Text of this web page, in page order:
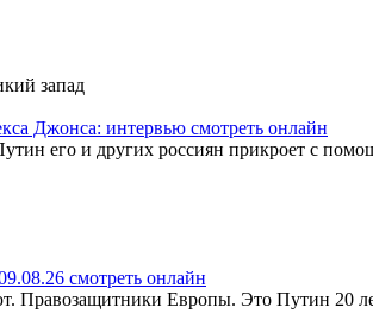
запад
Джонса: интервью смотреть онлайн
его и других россиян прикроет с
смотреть онлайн
Правозащитники Европы. Это Путин 20